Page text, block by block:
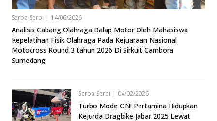
Serba-Serbi | 14/06/2026
Analisis Cabang Olahraga Balap Motor Oleh Mahasiswa
Kepelatihan Fisik Olahraga Pada Kejuaraan Nasional
Motocross Round 3 tahun 2026 Di Sirkuit Cambora
Sumedang
Serba-Serbi | 04/02/2026
Turbo Mode ON! Pertamina Hidupkan
Kejurda Dragbike Jabar 2025 Lewat